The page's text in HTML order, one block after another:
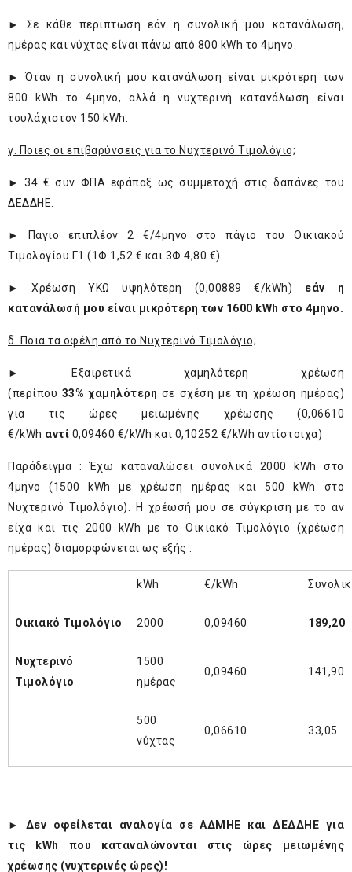
► Σε κάθε περίπτωση εάν η συνολική μου κατανάλωση,
ημέρας και νύχτας είναι πάνω από 800 kWh το 4μηνο.
► Όταν η συνολική μου κατανάλωση είναι μικρότερη των
800 kWh το 4μηνο, αλλά η νυχτερινή κατανάλωση είναι
τουλάχιστον 150 kWh.
γ. Ποιες οι επιβαρύνσεις για το Νυχτερινό Τιμολόγιο;
► 34 € συν ΦΠΑ εφάπαξ ως συμμετοχή στις δαπάνες του
ΔΕΔΔΗΕ.
► Πάγιο επιπλέον 2 €/4μηνο στο πάγιο του Οικιακού
Τιμολογίου Γ1 (1Φ 1,52 € και 3Φ 4,80 €).
► Χρέωση ΥΚΩ υψηλότερη (0,00889 €/kWh) εάν η
κατανάλωσή μου είναι μικρότερη των 1600 kWh στο 4μηνο.
δ. Ποια τα οφέλη από το Νυχτερινό Τιμολόγιο;
► Εξαιρετικά χαμηλότερη χρέωση
(περίπου 33% χαμηλότερη σε σχέση με τη χρέωση ημέρας)
για τις ώρες μειωμένης χρέωσης (0,06610
€/kWh αντί 0,09460 €/kWh και 0,10252 €/kWh αντίστοιχα)
Παράδειγμα : Έχω καταναλώσει συνολικά 2000 kWh στο
4μηνο (1500 kWh με χρέωση ημέρας και 500 kWh στο
Νυχτερινό Τιμολόγιο). Η χρέωσή μου σε σύγκριση με το αν
είχα και τις 2000 kWh με το Οικιακό Τιμολόγιο (χρέωση
ημέρας) διαμορφώνεται ως εξής :
kWh €/kWh
Οικιακό Τιμολόγιο 2000 0,09460 189,20
Νυχτερινό
Τιμολόγιο
1500
ημέρας
0,09460 141,90
500
νύχτας
0,06610 33,05
►
Δεν οφείλεται αναλογία σε ΑΔΜΗΕ και ΔΕΔΔΗΕ για
τις kWh που καταναλώνονται στις ώρες μειωμένης
χρέωσης (νυχτερινές ώρες)!